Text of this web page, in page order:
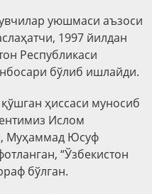
уюшмаси аъзоси
1997 йилдан
Республикаси
бўлиб ишлайди.
ҳиссаси муносиб
Ислом
Муҳаммад Юсуф
“Ўзбекистон
бўлган.